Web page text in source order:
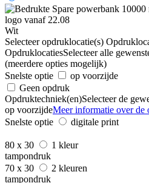
Wit
Selecteer opdruklocatie(s)
OpdruklocatiesSelecteer alle
(meerdere opties mogelijk)
Snelste optie
op voorzijde
Geen opdruk
Opdruktechniek(en)Selecteer de
op voorzijdeMeer informatie over de
Snelste optie
digitale print
80 x 30
1 kleur
tampondruk
70 x 30
2 kleuren
tampondruk